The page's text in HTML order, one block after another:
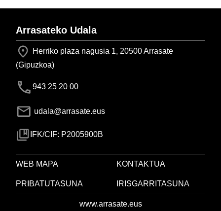
Arrasateko Udala
Herriko plaza nagusia 1, 20500 Arrasate
(Gipuzkoa)
943 25 20 00
udala@arrasate.eus
IFK/CIF: P2005900B
WEB MAPA KONTAKTUA
PRIBATUTASUNA IRISGARRITASUNA
www.arrasate.eus